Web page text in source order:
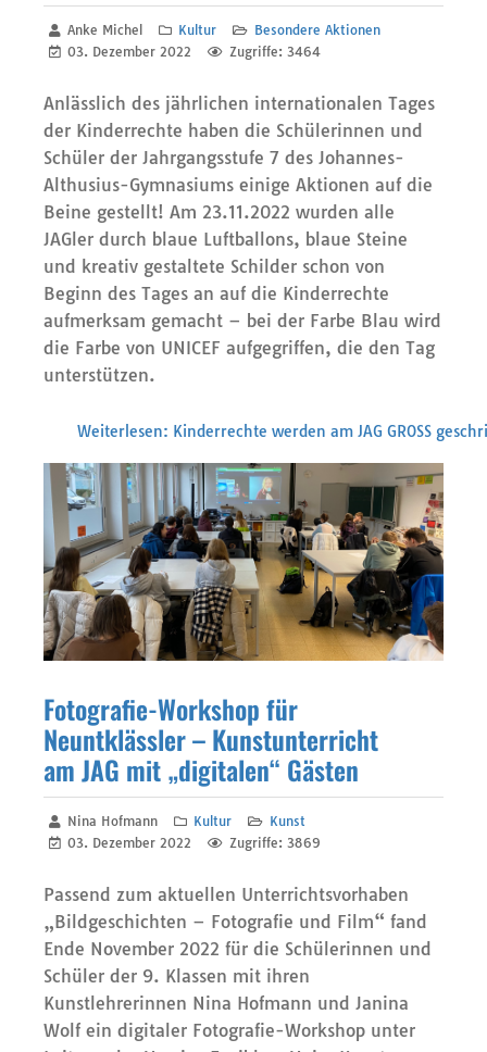
Anke Michel Kultur
Besondere Aktionen
03. Dezember 2022
Zugriffe: 3464
Anlässlich des jährlichen internationalen Tages
der Kinderrechte haben die Schülerinnen und
Schüler der Jahrgangsstufe 7 des Johannes-
Althusius-Gymnasiums einige Aktionen auf die
Beine gestellt! Am 23.11.2022 wurden alle
JAGler durch blaue Luftballons, blaue Steine
und kreativ gestaltete Schilder schon von
Beginn des Tages an auf die Kinderrechte
aufmerksam gemacht – bei der Farbe Blau wird
die Farbe von UNICEF aufgegriffen, die den Tag
unterstützen.
Weiterlesen: Kinderrechte werden am JAG GROSS
Fotografie-Workshop für
Neuntklässler – Kunstunterricht
am JAG mit „digitalen“ Gästen
Nina Hofmann Kultur
Kunst
03. Dezember 2022
Zugriffe: 3869
Passend zum aktuellen Unterrichtsvorhaben
„Bildgeschichten – Fotografie und Film“ fand
Ende November 2022 für die Schülerinnen und
Schüler der 9. Klassen mit ihren
Kunstlehrerinnen Nina Hofmann und Janina
Wolf ein digitaler Fotografie-Workshop unter